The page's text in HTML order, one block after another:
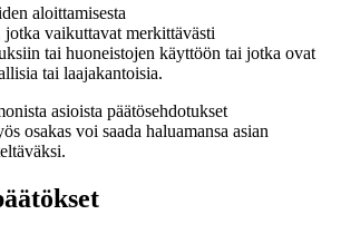
aloittamisesta
jotka vaikuttavat merkittävästi
tai huoneistojen käyttöön tai jotka ovat
tai laajakantoisia.
asioista päätösehdotukset
osakas voi saada haluamansa asian